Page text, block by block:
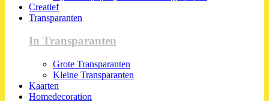
Creatief
Transparanten
In Transparanten
Grote Transparanten
Kleine Transparanten
Kaarten
Homedecoration